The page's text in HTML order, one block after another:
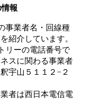
報
事業者名・回線種
紹介しています。
リーの電話番号で
スに関わる事業者
宇山５１１２−２
者は西日本電信電